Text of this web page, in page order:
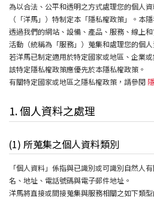
為以合法、公平和透明之方式處理您的個人
（「洋馬」）特制定本「隱私權政策」。本
透過我們的網站、設備、產品、服務、線上
活動（統稱為「服務」）蒐集和處理您的個人
若洋馬已制定適用於特定國家或地區、企業
該特定隱私權政策應優先於本隱私權政策。
有關特定國家或地區之隱私權政策，請參閱
1. 個人資料之處理
(1) 所蒐集之個人資料類別
「個人資料」係指與已識別或可識別自然人
名、地址、電話號碼與電子郵件地址。
洋馬將直接或間接蒐集與服務相關之如下類型